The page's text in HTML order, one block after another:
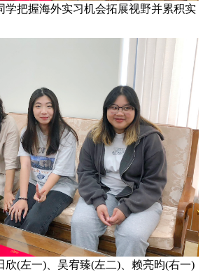
学把握海外实习机会拓展视野并累积实
欣(左一)、吴宥臻(左二)、赖亮昀(右一)